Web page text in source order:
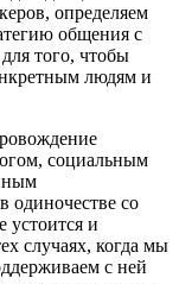
определяем
общения с
того, чтобы
людям и
социальным
одиночестве со
устоится и
случаях, когда мы
с ней